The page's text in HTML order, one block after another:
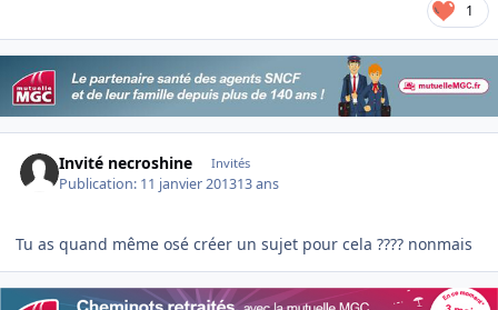
1
Invité necroshine Invités
Publication: 11 janvier 201313 ans
Tu as quand même osé créer un sujet pour cela ???? nonmais